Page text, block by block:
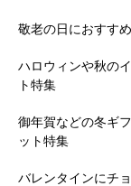
敬老の日におすす
ハロウィンや秋の
ト特集
御年賀などの冬ギ
ット特集
バレンタインにチ